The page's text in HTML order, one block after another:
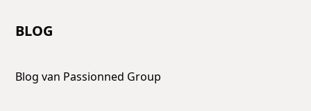
BLOG
Blog van Passionned Group